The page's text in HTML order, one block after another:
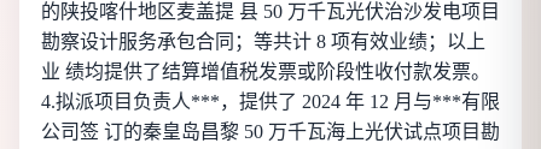
的陕投喀什地区麦盖提 县 50 万千瓦光伏治沙发电项目
勘察设计服务承包合同；等共计 8 项有效业绩；以上
业 绩均提供了结算增值税发票或阶段性收付款发票。
4.拟派项目负责人***，提供了 2024 年 12 月与***有限
公司签 订的秦皇岛昌黎 50 万千瓦海上光伏试点项目勘